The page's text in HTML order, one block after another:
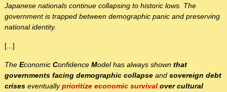
Japanese nationals continue collapsing to historic lows. The
government is trapped between demographic panic and preserving
national identity.
[...]
The Economic Confidence Model has always shown that
governments facing demographic collapse and sovereign debt
crises eventuallyprioritize economic survival over cultural